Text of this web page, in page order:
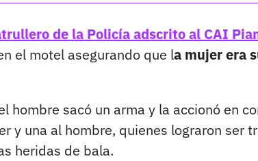
de la Policía adscrito al CAI
el motel asegurando que la mujer era
hombre sacó un arma y la accionó en
y una al hombre, quienes lograron ser
heridas de bala.